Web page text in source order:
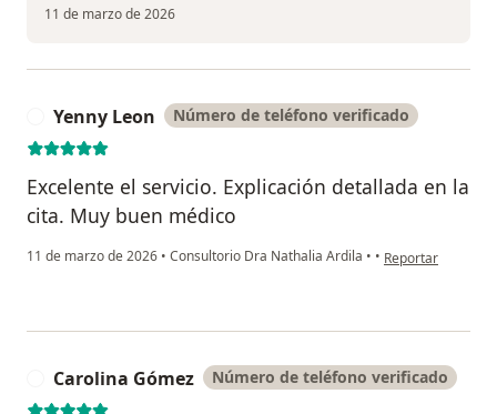
11 de marzo de 2026
Yenny Leon Número de teléfono verificado
Excelente el servicio. Explicación detallada en la
cita. Muy buen médico
11 de marzo de 2026 • Consultorio Dra Nathalia Ardila • • en opinión del
Reportar
Carolina Gómez Número de teléfono verificado